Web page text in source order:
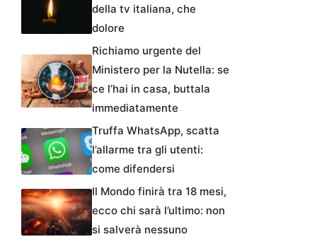
della tv italiana, che
dolore
Richiamo urgente del
Ministero per la Nutella: se
ce l’hai in casa, buttala
immediatamente
Truffa WhatsApp, scatta
l’allarme tra gli utenti:
come difendersi
Il Mondo finirà tra 18 mesi,
ecco chi sarà l’ultimo: non
si salverà nessuno